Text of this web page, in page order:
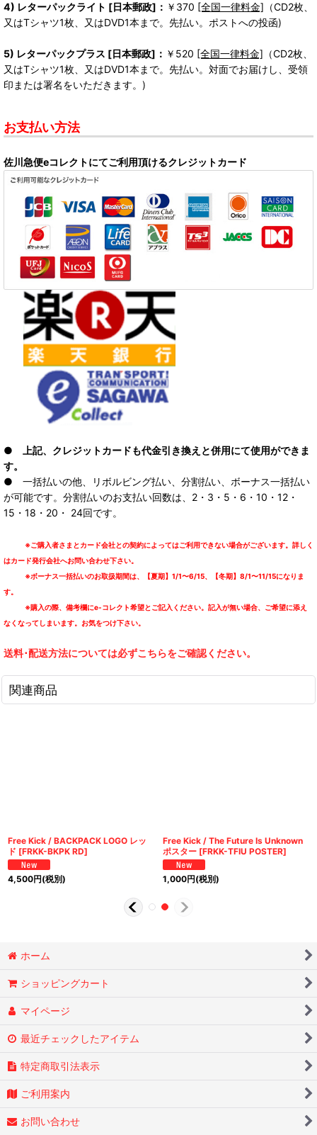
4) レターパックライト [日本郵政]： ￥370 [全国一律料金] （CD2枚、
又はTシャツ1枚、又はDVD1本まで。先払い。ポストへの投函)
5) レターパックプラス [日本郵政]： ￥520 [全国一律料金] （CD2枚、
又はTシャツ1枚、又はDVD1本まで。先払い。対面でお届けし、受領
印または署名をいただきます。)
お支払い方法
佐川急便eコレクトにてご利用頂けるクレジットカード
● 上記、クレジットカードも代金引き換えと併用にて使用ができま
す。
● 一括払いの他、リボルビング払い、分割払い、ボーナス一括払い
が可能です。分割払いのお支払い回数は、2・3・5・6・10・12・
15・18・20・ 24回です。
※ご購入者さまとカード会社との契約によってはご利用できない場合がございます。詳しく
はカード発行会社へお問い合わせ下さい。
※ボーナス一括払いのお取扱期間は、【夏期】1/1〜6/15、【冬期】8/1〜11/15になりま
す。
※購入の際、備考欄にe-コレクト希望とご記入ください。記入が無い場合、ご希望に添え
なくなってしまいます。お気をつけ下さい。
送料･配送方法については必ずこちらをご確認ください。
関連商品
Free Kick / BACKPACK LOGO レッ
ド [FRKK-BKPK RD]
4,500円(税別)
Free Kick / The Future Is Unknown
ポスター [FRKK-TFIU POSTER]
1,000円(税別)
ホーム
ショッピングカート
マイページ
最近チェックしたアイテム
特定商取引法表示
ご利用案内
お問い合わせ